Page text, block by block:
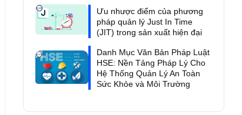
Ưu nhược điểm của phương
pháp quản lý Just In Time
(JIT) trong sản xuất hiện đại
Danh Mục Văn Bản Pháp Luật
HSE: Nền Tảng Pháp Lý Cho
Hệ Thống Quản Lý An Toàn
Sức Khỏe và Môi Trường